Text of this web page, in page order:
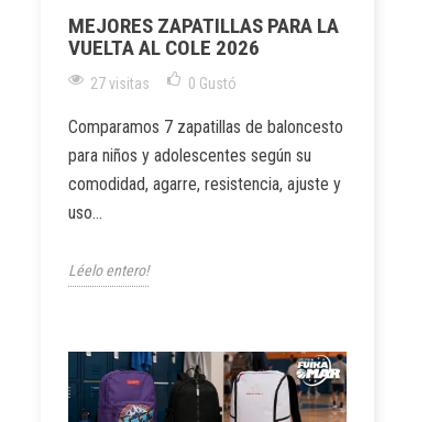
MEJORES ZAPATILLAS PARA LA
VUELTA AL COLE 2026
27 visitas 0 Gustó
Comparamos 7 zapatillas de baloncesto
para niños y adolescentes según su
comodidad, agarre, resistencia, ajuste y
uso...
Léelo entero!